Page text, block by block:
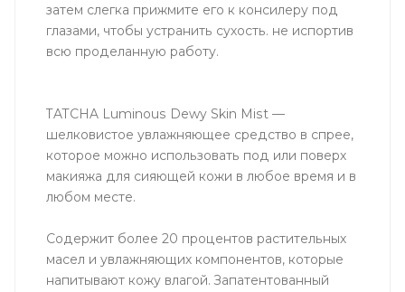
затем слегка прижмите его к консилеру под
глазами, чтобы устранить сухость. не испортив
всю проделанную работу.
TATCHA Luminous Dewy Skin Mist —
шелковистое увлажняющее средство в спрее,
которое можно использовать под или поверх
макияжа для сияющей кожи в любое время и в
любом месте.
Содержит более 20 процентов растительных
масел и увлажняющих компонентов, которые
напитывают кожу влагой. Запатентованный